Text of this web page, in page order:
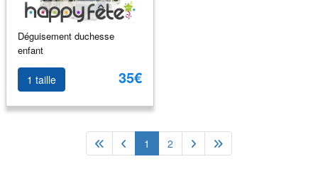
Déguisement duchesse
enfant
1 taille 35€
1 2